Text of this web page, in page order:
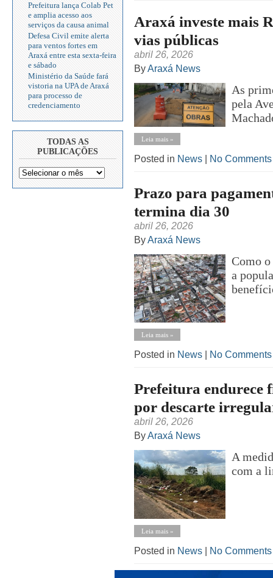
Prefeitura lança Colab Pet
e amplia acesso aos
serviços da causa animal
Defesa Civil emite alerta
para ventos fortes em
Araxá entre esta sexta-feira
e sábado
Ministério da Saúde fará
vistoria na UPA de Araxá
para processo de
credenciamento
TODAS AS
PUBLICAÇÕES
Araxá investe mais
vias públicas
abril 26, 2026
ByAraxá News
As
pela
Leia mais »
Posted in News No
Prazo para
termina dia 30
abril 26, 2026
ByAraxá News
Como
a
Leia mais »
Posted in News No
Prefeitura endurece
por descarte
abril 26, 2026
ByAraxá News
A
com a
Leia mais »
Posted in News No